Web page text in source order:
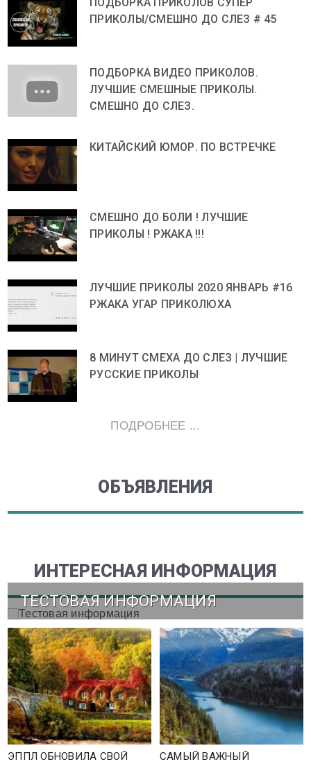
ПРИКОЛЫ/СМЕШНО ДО СЛЕЗ # 45
ПОДБОРКА ВИДЕО ПРИКОЛОВ.
ЛУЧШИЕ СМЕШНЫЕ ПРИКОЛЫ.
СМЕШНО ДО СЛЕЗ.
КИТАЙСКИЙ ЮМОР. ПО ВСТРЕЧКЕ
СМЕШНО ДО БОЛИ ! ЛУЧШИЕ
ПРИКОЛЫ ! РЖАКА !!!
ЛУЧШИЕ ПРИКОЛЫ 2020 ЯНВАРЬ #16
РЖАКА УГАР ПРИКОЛЮХА
8 МИНУТ СМЕХА ДО СЛЕЗ | ЛУЧШИЕ
РУССКИЕ ПРИКОЛЫ
ПОДРОБНЕЕ ...
ОБЪЯВЛЕНИЯ
ИНТЕРЕСНАЯ ИНФОРМАЦИЯ
ТЕСТОВАЯ ИНФОРМАЦИЯ
ЭППЛ ОБНОВИЛА СВОЙ
САМЫЙ ВАЖНЫЙ